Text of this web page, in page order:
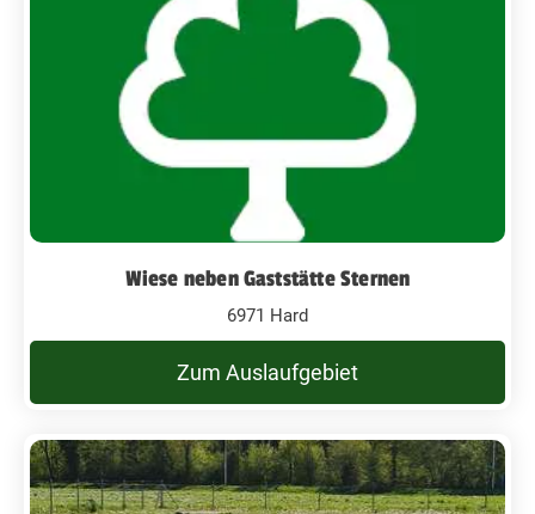
Wiese neben Gaststätte Sternen
6971 Hard
Zum Auslaufgebiet